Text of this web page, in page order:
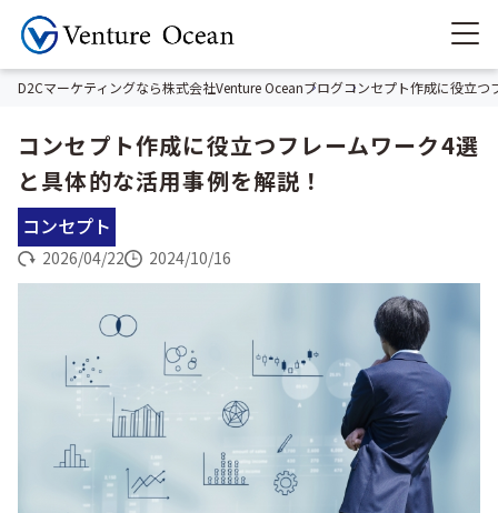
D2Cマーケティングなら株式会社Venture Oceanブログコンセプト作成に役立つ
コンセプト作成に役立つフレームワーク4選
と具体的な活用事例を解説！
コンセプト
2026/04/22 2024/10/16